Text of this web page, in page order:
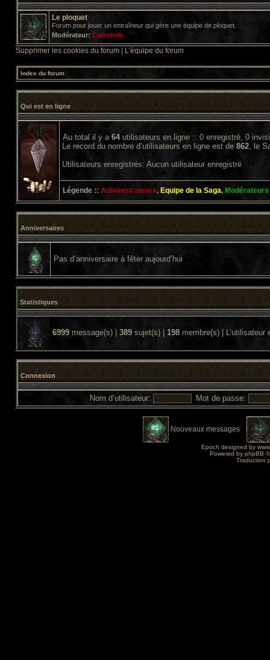
Le ploquet
Forum pour jouer un entraîneur qui gère une équipe de ploquet.
Modérateur: Calenloth
Supprimer les cookies du forum L’équipe du forum
Index du forum
Qui est en ligne
Au total il y a 64utilisateurs en ligne :: 0 enregistré, 0
Le record du nombre d’utilisateurs en ligne est de 862, le
Utilisateurs enregistrés: Aucun utilisateur enregistré
Légende :: Administrateurs, Equipe de la Saga,
Anniversaires
Pas d’anniversaire à fêter aujourd’hui
Statistiques
6999 message(s) | 389 sujet(s) | 198 membre(s) |
Connexion
Nom d’utilisateur: Mot de passe:
Nouveaux messages
Epoch designed by
Powered by phpBB
Traduction